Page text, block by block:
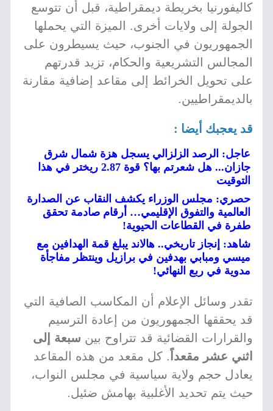
كاليفورنيا بخريطة ديمقراطية، قبل أن تتوسع
الجولة إلى ولايات أخرى. الميزة التي يحملها
الجمهوريون في الجنوب، حيث يسيطرون على
المجالس التشريعية والحكام، تزيد قدرتهم
على تحويل الخرائط إلى مقاعد إضافية مقارنة
بالديمقراطيين.
قد يعجبك أيضا :
عاجل: الرصد الزلزالي يسجل هزة شمال شرق
جازان... هل شعرتم بها؟ قوة 2.87 ريختر في هذا
التوقيت
حصري: مجلس الوزراء يكشف النقاب عن الصدارة
العالمية والتفوق الإقليمي… أرقام صادمة تحقق
طفرة في القطاعات الحيوية!
شاهد: إنجاز تاريخي.. هالاند يبلغ قمة الهدافين مع
ميسي ومبابي بهدفين في برازيل وينتظر مفاجأة
مدوية في ربع النهائي!
تقدر وسائل الإعلام أن المكاسب الصافية التي
قد يحققها الجمهوريون من إعادة الترسيم
والقرارات القضائية قد تتراوح بين سبعة إلى
اثني عشر مقعداً . كل مقعد من هذه المقاعد
يعادل حجم ولاية سياسية في مجلس النواب،
حيث يتم تحديد الأغلبية بهامش ضئيل.